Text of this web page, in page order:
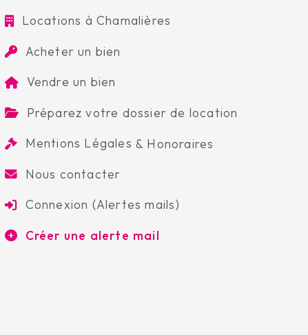
Locations à Chamalières
Acheter un bien
Vendre un bien
Préparez votre dossier de location
Mentions Légales & Honoraires
Nous contacter
Connexion (Alertes mails)
Créer une alerte mail